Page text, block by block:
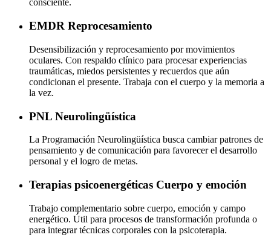
consciente.
EMDR Reprocesamiento
Desensibilización y reprocesamiento por movimientos
oculares. Con respaldo clínico para procesar experiencias
traumáticas, miedos persistentes y recuerdos que aún
condicionan el presente. Trabaja con el cuerpo y la memoria a
la vez.
PNL Neurolingüística
La Programación Neurolingüística busca cambiar patrones de
pensamiento y de comunicación para favorecer el desarrollo
personal y el logro de metas.
Terapias psicoenergéticas Cuerpo y emoción
Trabajo complementario sobre cuerpo, emoción y campo
energético. Útil para procesos de transformación profunda o
para integrar técnicas corporales con la psicoterapia.